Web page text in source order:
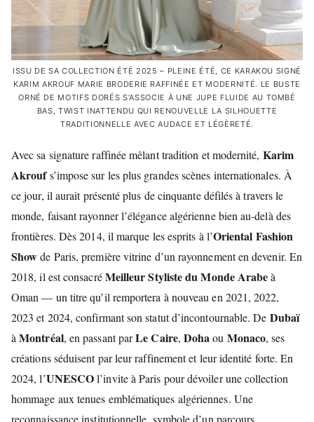
ISSU DE SA COLLECTION ÉTÉ 2025 – PLEINE ÉTÉ, CE KARAKOU SIGNÉ
KARIM AKROUF MARIE BRODERIE RAFFINÉE ET MODERNITÉ. LE BUSTE
ORNÉ DE MOTIFS DORÉS S’ASSOCIE À UNE JUPE FLUIDE AU TOMBÉ
BAS, TWIST INATTENDU QUI RENOUVELLE LA SILHOUETTE
TRADITIONNELLE AVEC AUDACE ET LÉGÈRETÉ.
Avec sa signature raffinée mêlant tradition et modernité, Karim
Akroufs’impose sur les plus grandes scènes internationales. À
ce jour, il aurait présenté plus de cinquante défilés à travers le
monde, faisant rayonner l’élégance algérienne bien au-delà des
frontières. Dès 2014, il marque les esprits à l’Oriental Fashion
Showde Paris, première vitrine d’un rayonnement en devenir. En
2018, il est consacréMeilleur Styliste du Monde Arabeà
Oman — un titre qu’il remportera à nouveau en 2021, 2022,
2023 et 2024, confirmant son statut d’incontournable. De Dubaï
àMontréal, en passant parLe Caire, Dohaou Monaco, ses
créations séduisent par leur raffinement et leur identité forte. En
2024, l’UNESCOl’invite à Paris pour dévoiler une collection
hommage aux tenues emblématiques algériennes. Une
reconnaissance institutionnelle, symbole d’un parcours